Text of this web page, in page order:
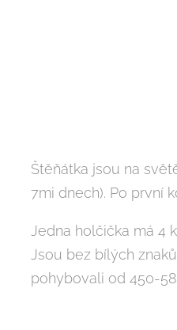
Štěňátka jsou na
7mi dnech). Po první
Jedna holčička má 4
Jsou bez bílých
pohybovali od 450-